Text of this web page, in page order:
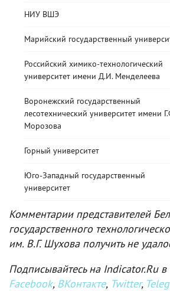
НИУ ВШЭ
Марийский государственный
Российский химико-технологический
университет имени Д.И. Менделеева
Воронежский государственный
лесотехнический университет имени
Морозова
Горный университет
Юго-Западный государственный
университет
Комментарии представителей
государственного
им. В.Г. Шухова получить не
Подписывайтесь на Indicator.Ru в
Facebook, ВКонтакте, Twitter,